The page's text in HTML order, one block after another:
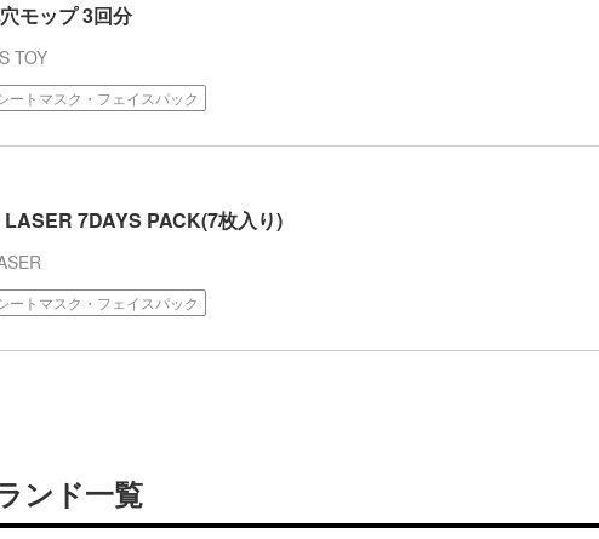
モップ 3回分
TOY
ートマスク・フェイスパック
7DAYS PACK(7枚入り)
ートマスク・フェイスパック
ンド一覧